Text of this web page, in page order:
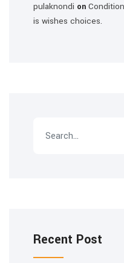
pulaknondi on
is wishes choices.
Recent Post